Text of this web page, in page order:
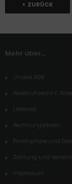
ZURÜCK
Mehr über...
Unsere AGB
Widerrufsrecht &
Lieferzeit
Rechnungsdaten
Privatsphäre und
Zahlung und
Impressum